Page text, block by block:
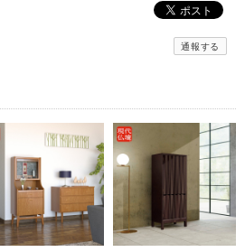
通報する